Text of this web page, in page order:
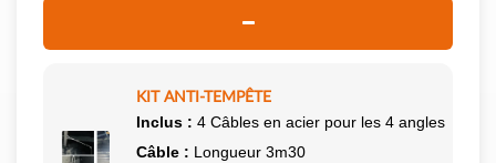
KIT ANTI-TEMPÊTE
Inclus : 4 Câbles en acier pour les 4 angles
Câble : Longueur 3m30